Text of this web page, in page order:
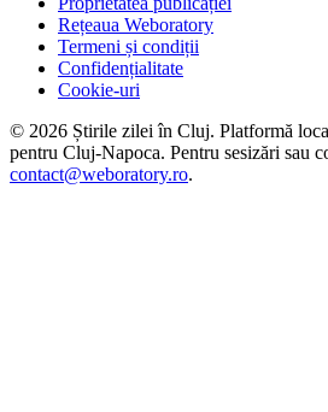
Rețeaua Weboratory
Termeni și condiții
Confidențialitate
Cookie-uri
© 2026 Știrile zilei în Cluj. Platformă
pentru Cluj-Napoca. Pentru sesizări sau
contact@weboratory.ro.